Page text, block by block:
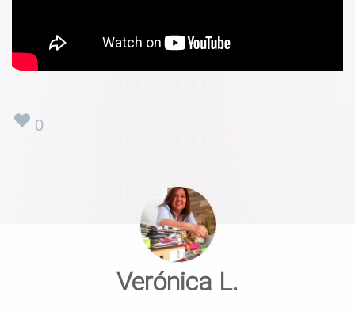
0
Verónica L.